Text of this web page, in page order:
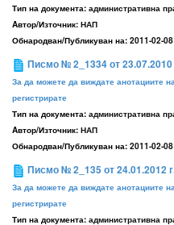
Тип на документа: административна
Aвтор/Източник: НАП
Обнародван/Публикуван на: 2011-02-08
Писмо № 2_1334 от
За да можете да виждате анотациите
регистрирате
Тип на документа: административна
Aвтор/Източник: НАП
Обнародван/Публикуван на: 2011-02-08
Писмо № 2_135 от 24.01.2012
За да можете да виждате анотациите
регистрирате
Тип на документа: административна